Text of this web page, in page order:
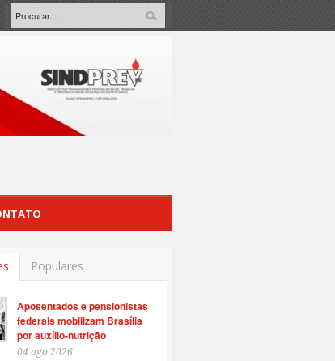
Populares
Aposentados e pensionistas
federais mobilizam Brasília
por auxílio-nutrição
04 ago 2026